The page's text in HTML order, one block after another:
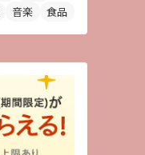
音楽 食品